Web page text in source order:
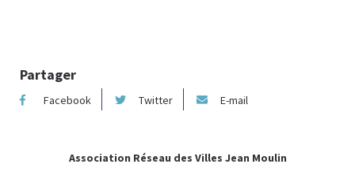
Partager
Facebook Twitter E-mail
Association Réseau des Villes Jean Moulin